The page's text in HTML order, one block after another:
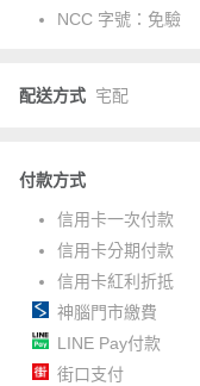
NCC 字號： 免驗
配送方式 宅配
付款方式
信用卡一次付款
信用卡分期付款
信用卡紅利折抵
神腦門市繳費
LINE Pay付款
街口支付